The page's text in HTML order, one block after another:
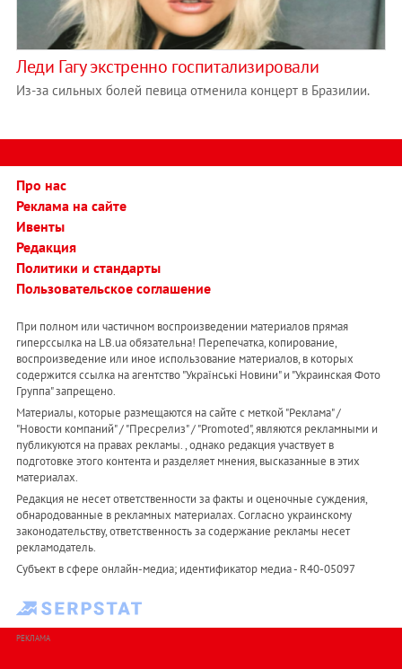
Леди Гагу экстренно госпитализировали
Из-за сильных болей певица отменила концерт в Бразилии.
Про нас
Реклама на сайте
Ивенты
Редакция
Политики и стандарты
Пользовательское соглашение
При полном или частичном воспроизведении материалов прямая
гиперссылка на LB.ua обязательна! Перепечатка, копирование,
воспроизведение или иное использование материалов, в которых
содержится ссылка на агентство "Українськi Новини" и "Украинская Фото
Группа" запрещено.
Материалы, которые размещаются на сайте с меткой "Реклама" /
"Новости компаний" / "Пресрелиз" / "Promoted", являются рекламными и
публикуются на правах рекламы. , однако редакция участвует в
подготовке этого контента и разделяет мнения, высказанные в этих
материалах.
Редакция не несет ответственности за факты и оценочные суждения,
обнародованные в рекламных материалах. Согласно украинскому
законодательству, ответственность за содержание рекламы несет
рекламодатель.
Субъект в сфере онлайн-медиа; идентификатор медиа - R40-05097
РЕКЛАМА